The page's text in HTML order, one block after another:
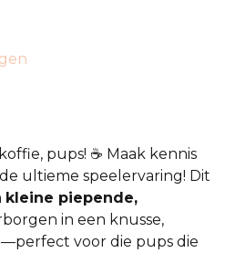
pups! ☕️ Maak kennis
ultieme speelervaring! Dit
kleine piepende,
in een knusse,
voor die pups die